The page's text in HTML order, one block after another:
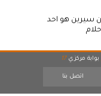
سيرين هو احد
بوابة مركزي 17
اتصل بنا